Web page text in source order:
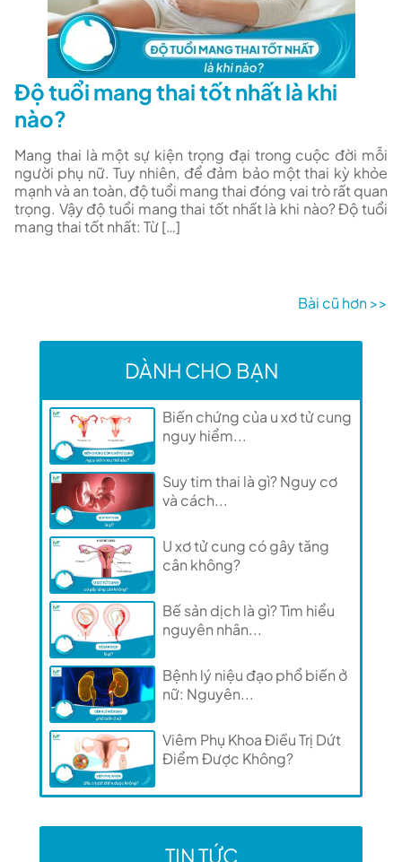
Độ tuổi mang thai tốt nhất là khi
nào?
Mang thai là một sự kiện trọng đại trong cuộc đời mỗi
người phụ nữ. Tuy nhiên, để đảm bảo một thai kỳ khỏe
mạnh và an toàn, độ tuổi mang thai đóng vai trò rất quan
trọng. Vậy độ tuổi mang thai tốt nhất là khi nào? Độ tuổi
mang thai tốt nhất: Từ […]
Bài cũ hơn >>
DÀNH CHO BẠN
Biến chứng của u xơ tử cung
nguy hiểm...
Suy tim thai là gì? Nguy cơ
và cách...
U xơ tử cung có gây tăng
cân không?
Bế sản dịch là gì? Tìm hiểu
nguyên nhân...
Bệnh lý niệu đạo phổ biến ở
nữ: Nguyên...
Viêm Phụ Khoa Điều Trị Dứt
Điểm Được Không?
TIN TỨC